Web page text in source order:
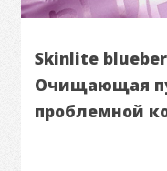
Skinlite
Очищающая
проблемной